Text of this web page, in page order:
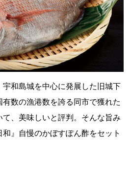
和島城を中心に発展した旧城下
数の漁港数を誇る同市で獲れた
、美味しいと評判。そんな旨み
』自慢のかぼすぽん酢をセット